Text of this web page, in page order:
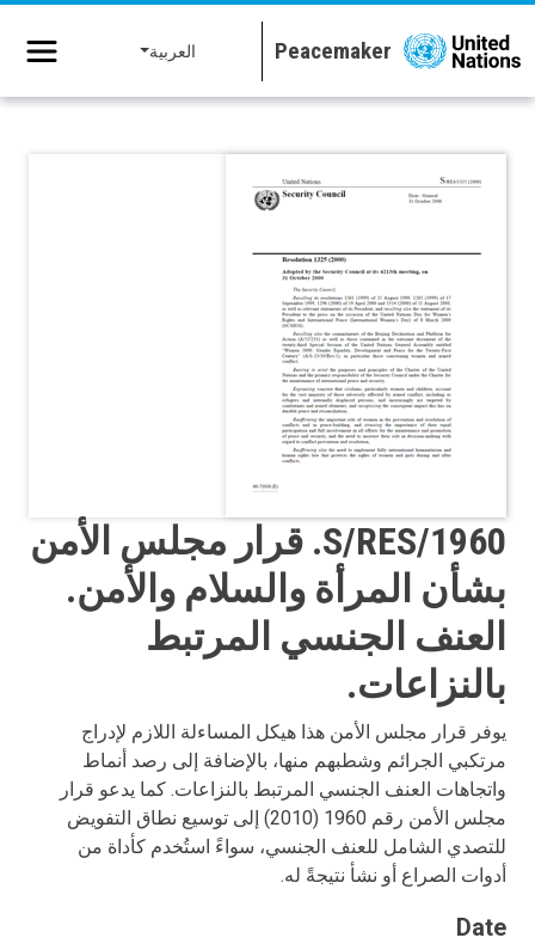
تجاوز إلى المحتوى الرئيسي
العربية
S/RES/1960. قرار مجلس الأمن
بشأن المرأة والسلام والأمن.
العنف الجنسي المرتبط
بالنزاعات.
يوفر قرار مجلس الأمن هذا هيكل المساءلة اللازم لإدراج
مرتكبي الجرائم وشطبهم منها، بالإضافة إلى رصد أنماط
واتجاهات العنف الجنسي المرتبط بالنزاعات. كما يدعو قرار
مجلس الأمن رقم 1960 (2010) إلى توسيع نطاق التفويض
للتصدي الشامل للعنف الجنسي، سواءً استُخدم كأداة من
أدوات الصراع أو نشأ نتيجةً له.
Date